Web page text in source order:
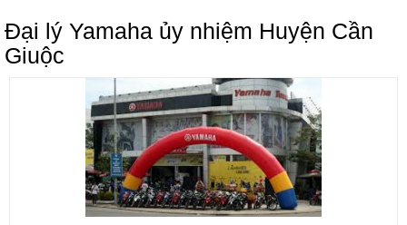
Đại lý Yamaha ủy nhiệm Huyện Cần
Giuộc